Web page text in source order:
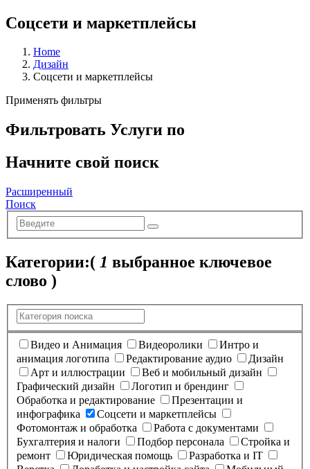
Соцсети и маркетплейсы
Home
Дизайн
Соцсети и маркетплейсы
Применять фильтры
Фильтровать Услуги по
Начните свой поиск
Расширенный
Поиск
Категории:( 1 выбранное ключевое
слово )
Видео и Анимация Видеоролики
Интро и
анимация логотипа
Редактирование аудио
Дизайн
Арт и иллюстрации
Веб и мобильный дизайн
Графический дизайн
Логотип и брендинг
Обработка и редактирование
Презентации и
инфографика
Соцсети и маркетплейсы
Фотомонтаж и обработка
Работа с документами
Бухгалтерия и налоги
Подбор персонала
Стройка и
ремонт
Юридическая помощь
Разработка и IT